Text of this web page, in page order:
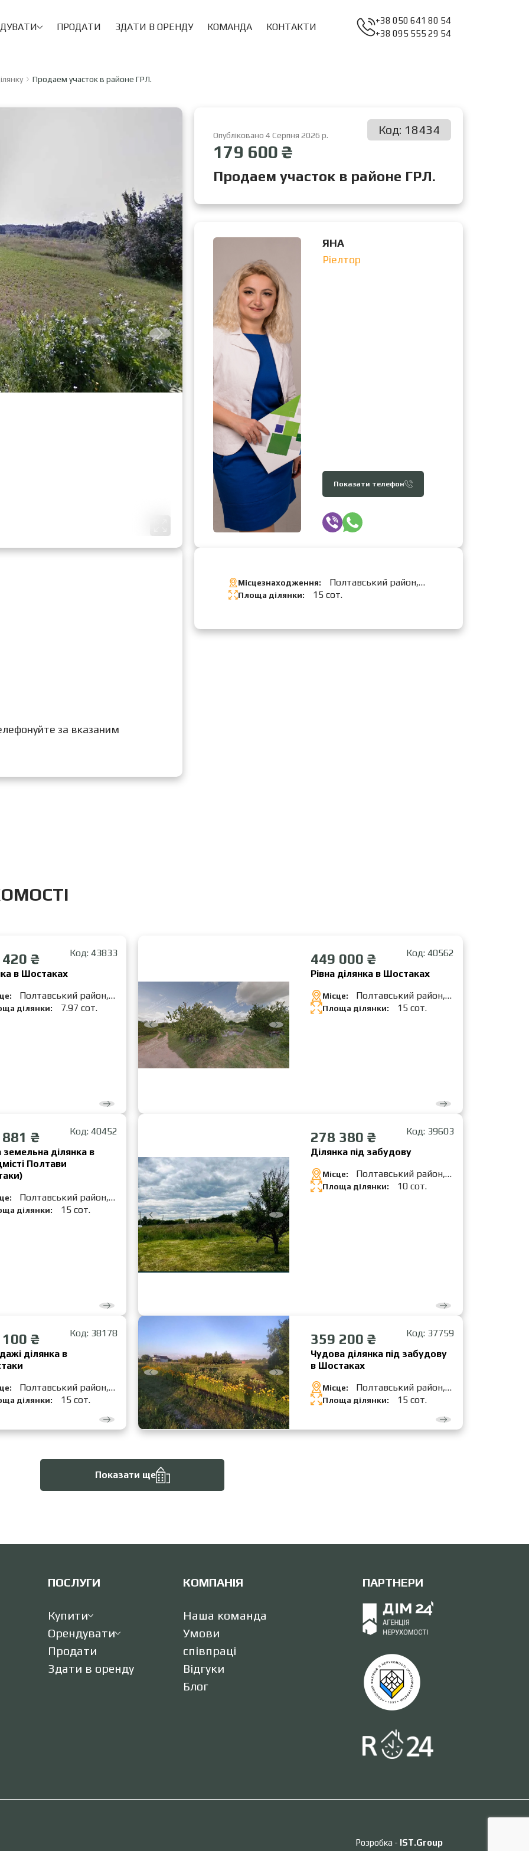
ПРОДАТИ ЗДАТИ В ОРЕНДУ КОМАНДА КОНТАКТИ
+38 050 641 80 54
+38 095 555 29 54
Продаем участок в районе ГРЛ.
Опубліковано 4 Серпня 2026 р. Код: 18434
179 600 ₴
Продаем участок в районе ГРЛ.
ЯНА
Ріелтор
Показати телефон
Місцезнаходження:
Полтавський район,
Шостаки
Площа ділянки: 15 сот.
за вказаним
Код: 43833
₴
в Шостаках
Полтавський район,
ділянки: 7.97 сот.
Код: 40562
449 000 ₴
Рівна ділянка в Шостаках
Місце:
Полтавський район,
Шостаки
Площа ділянки: 15 сот.
Код: 40452
₴
земельна ділянка в
Полтави
Полтавський район,
ділянки: 15 сот.
Код: 39603
278 380 ₴
Ділянка під забудову
Місце:
Полтавський район,
Шостаки
Площа ділянки: 10 сот.
Код: 38178
₴
ділянка в
Полтавський район,
ділянки: 15 сот.
Код: 37759
359 200 ₴
Чудова ділянка під забудову
в Шостаках
Місце:
Полтавський район,
Шостаки
Площа ділянки: 15 сот.
Показати ще
ПОСЛУГИ
Купити
Орендувати
Продати
Здати в оренду
КОМПАНІЯ
Наша команда
Умови
співпраці
Відгуки
Блог
ПАРТНЕРИ
Розробка - IST.Group